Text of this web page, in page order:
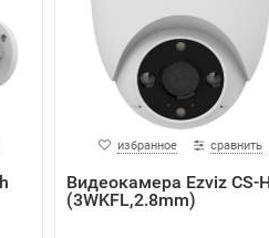
избранное сравнить
Видеокамера Ezviz CS-
(3WKFL,2.8mm)